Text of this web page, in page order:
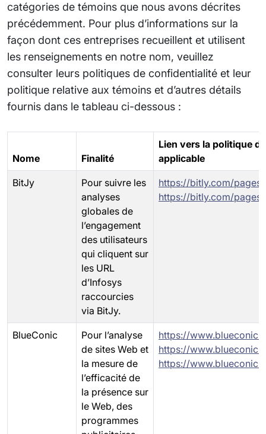
catégories de témoins que nous avons décrites
précédemment. Pour plus d’informations sur la
façon dont ces entreprises recueillent et utilisent
les renseignements en notre nom, veuillez
consulter leurs politiques de confidentialité et leur
politique relative aux témoins et d’autres détails
fournis dans le tableau ci-dessous :
Nome Finalité
Lien vers la politique
applicable
BitJy
Pour suivre les
analyses
globales de
l’engagement
des utilisateurs
qui cliquent sur
les URL
d’Infosys
raccourcies
via BitJy.
https://bitly.com/
https://bitly.com/
BlueConic
Pour l’analyse
de sites Web et
la mesure de
l’efficacité de
la présence sur
le Web, des
programmes
https://
https://
https://